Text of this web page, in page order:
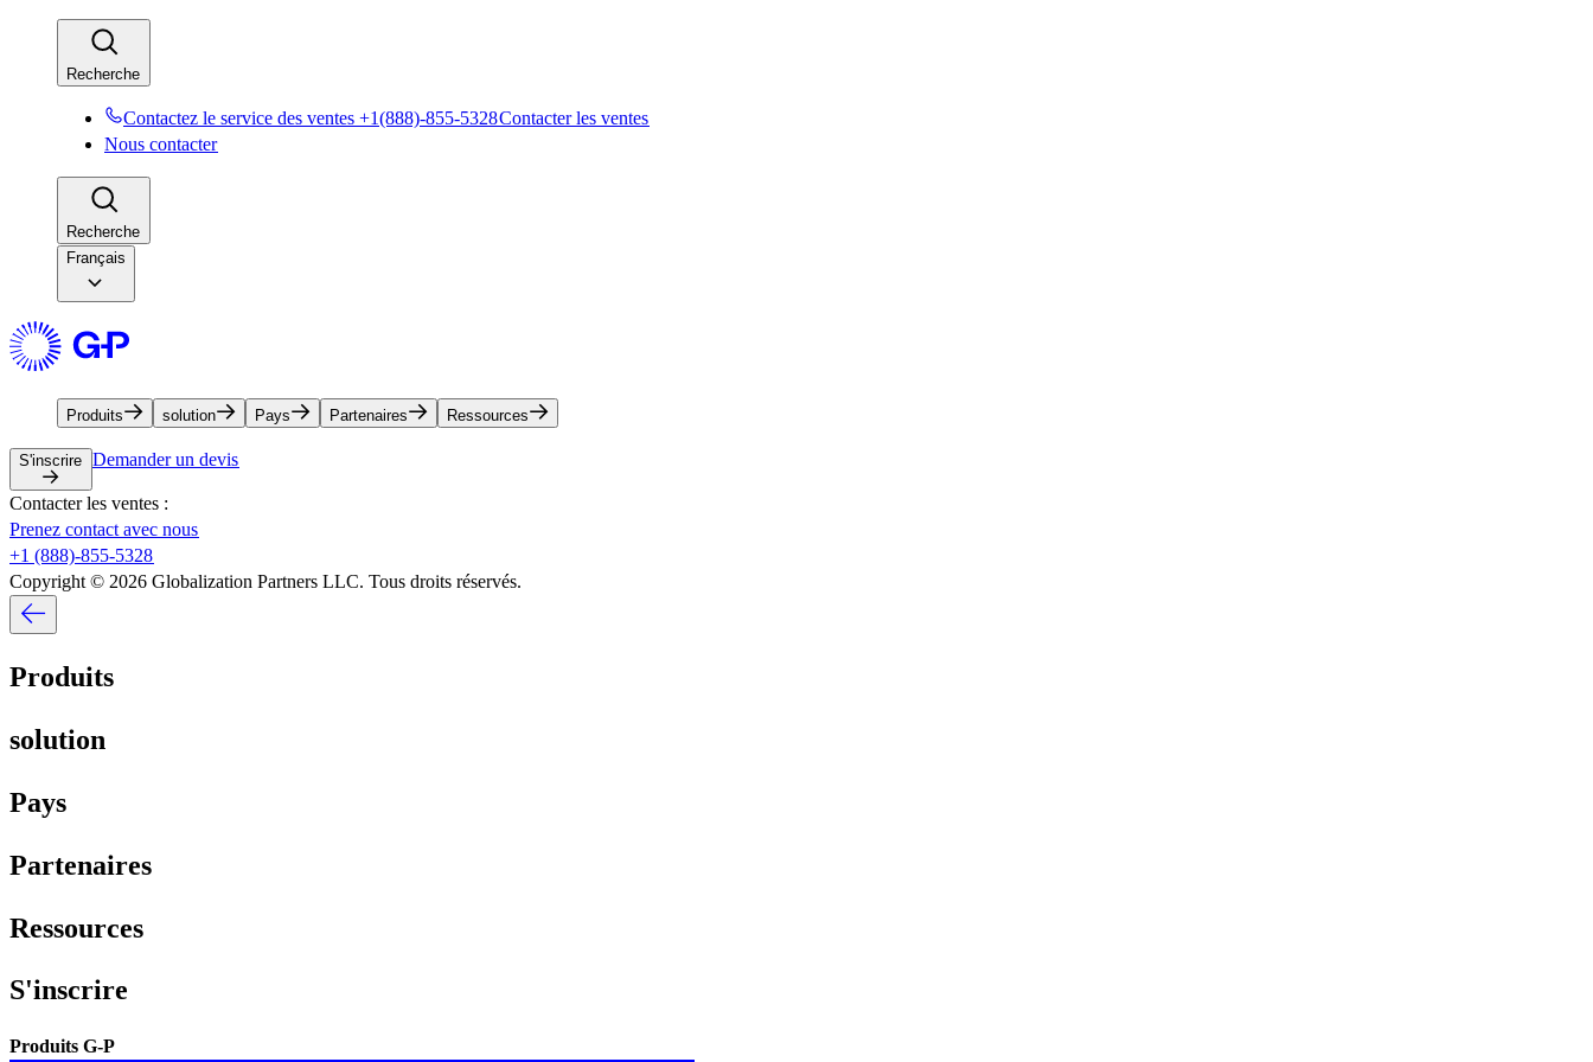
Recherche​​
Contactez le service des ventes +1(888)-855-5328​​Contacter les ventes​​
Nous contacter​​
Recherche​​
Français
Produits​​ solution​​ Pays​​ Partenaires​​ Ressources​​
S'inscrire​​ Demander un devis​​
Contacter les ventes :​​
Prenez contact avec nous​​
+1 (888)-855-5328​​
Copyright © 2026 Globalization Partners LLC. Tous droits réservés.​​
Produits​​
solution​​
Pays​​
Partenaires​​
Ressources​​
S'inscrire​​
Produits G-P​​